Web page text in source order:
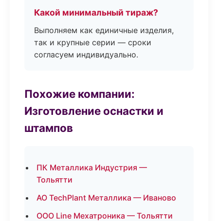
Какой минимальный тираж?
Выполняем как единичные изделия,
так и крупные серии — сроки
согласуем индивидуально.
Похожие компании:
Изготовление оснастки и
штампов
ПК Металлика Индустрия —
Тольятти
АО TechPlant Металлика — Иваново
ООО Line Мехатроника — Тольятти